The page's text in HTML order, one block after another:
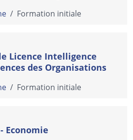
/ Formation initiale
Licence Intelligence
des Organisations
/ Formation initiale
Economie